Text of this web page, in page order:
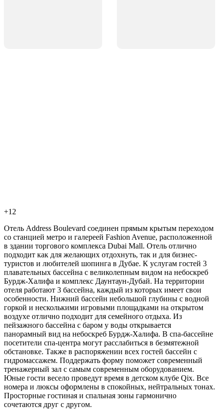
+12
Отель Address Boulevard соединен прямым крытым переходом
со станцией метро и галереей Fashion Avenue, расположенной
в здании торгового комплекса Dubai Mall. Отель отлично
подходит как для желающих отдохнуть, так и для бизнес-
туристов и любителей шопинга в Дубае. К услугам гостей 3
плавательных бассейна с великолепным видом на небоскреб
Бурдж-Халифа и комплекс Даунтаун-Дубай. На территории
отеля работают 3 бассейна, каждый из которых имеет свои
особенности. Нижний бассейн небольшой глубины с водной
горкой и несколькими игровыми площадками на открытом
воздухе отлично подходит для семейного отдыха. Из
пейзажного бассейна с баром у воды открывается
панорамный вид на небоскреб Бурдж-Халифа. В спа-бассейне
посетители спа-центра могут расслабиться в безмятежной
обстановке. Также в распоряжении всех гостей бассейн с
гидромассажем. Поддержать форму поможет современный
тренажерный зал с самым современным оборудованием.
Юные гости весело проведут время в детском клубе Qix. Все
номера и люксы оформлены в спокойных, нейтральных тонах.
Просторные гостиная и спальная зоны гармонично
сочетаются друг с другом.